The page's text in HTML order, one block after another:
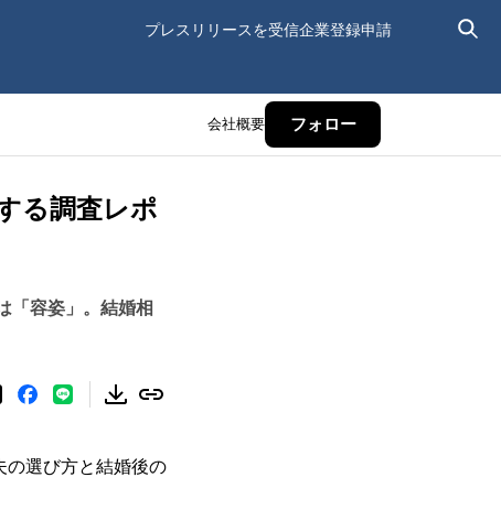
プレスリリースを受信企業登録申請
会社概要 フォロー
る調査レポ
「容姿」。結婚相
の選び方と結婚後の